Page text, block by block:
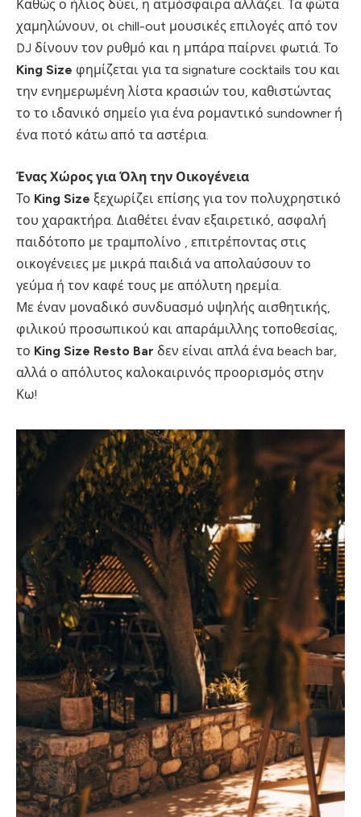
Καθώς ο ήλιος δύει, η ατμόσφαιρα αλλάζει. Τα φώτα
χαμηλώνουν, οι chill-out μουσικές επιλογές από τον
DJ δίνουν τον ρυθμό και η μπάρα παίρνει φωτιά. Το
King Size φημίζεται για τα signature cocktails του και
την ενημερωμένη λίστα κρασιών του, καθιστώντας
το το ιδανικό σημείο για ένα ρομαντικό sundowner ή
ένα ποτό κάτω από τα αστέρια.
Ένας Χώρος για Όλη την Οικογένεια
Το King Size ξεχωρίζει επίσης για τον πολυχρηστικό
του χαρακτήρα. Διαθέτει έναν εξαιρετικό, ασφαλή
παιδότοπο με τραμπολίνο , επιτρέποντας στις
οικογένειες με μικρά παιδιά να απολαύσουν το
γεύμα ή τον καφέ τους με απόλυτη ηρεμία.
Με έναν μοναδικό συνδυασμό υψηλής αισθητικής,
φιλικού προσωπικού και απαράμιλλης τοποθεσίας,
το King Size Resto Bar δεν είναι απλά ένα beach bar,
αλλά ο απόλυτος καλοκαιρινός προορισμός στην
Κω!